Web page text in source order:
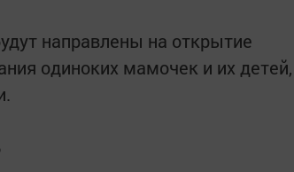
направлены на открытие
одиноких мамочек и их детей,